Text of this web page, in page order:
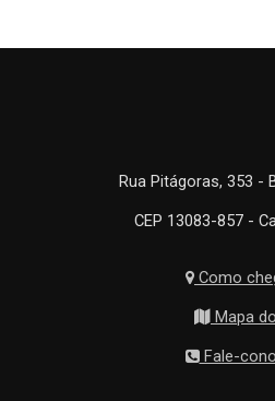
Rua Pitágoras, 353 -
CEP 13083-857 -
Como
Mapa
Fale-